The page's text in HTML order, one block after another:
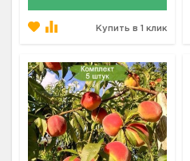
Купить в 1 клик